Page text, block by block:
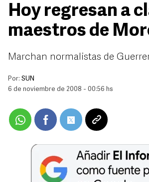
Hoy regresan a
maestros de
Marchan normalistas de
Por: SUN
6 de noviembre de 2008 - 00:56 hs